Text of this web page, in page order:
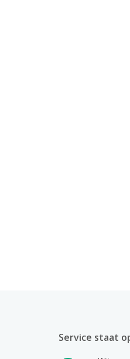
Service staat